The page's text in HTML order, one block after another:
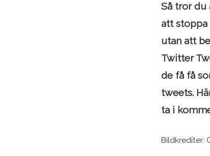
Så tror du
att stoppa
utan att
Twitter
de få få
tweets.
ta i
Bildkrediter: